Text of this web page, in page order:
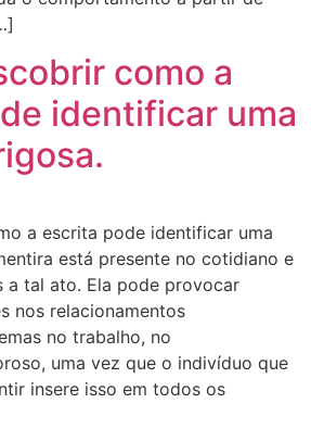
como a
identificar uma
a escrita pode identificar uma
está presente no cotidiano e
a tal ato. Ela pode provocar
nos relacionamentos
no trabalho, no
uma vez que o indivíduo que
insere isso em todos os